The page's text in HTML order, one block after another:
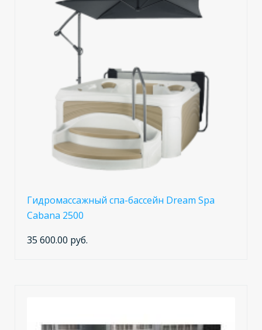
Гидромассажный спа-бассейн Dream Spa
Cabana 2500
35 600.00 руб.